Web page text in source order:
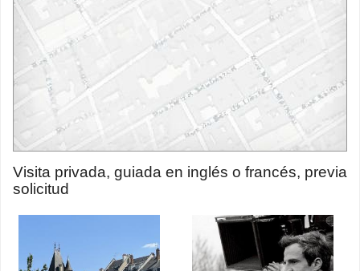
Visita privada, guiada en inglés o francés, previa
solicitud